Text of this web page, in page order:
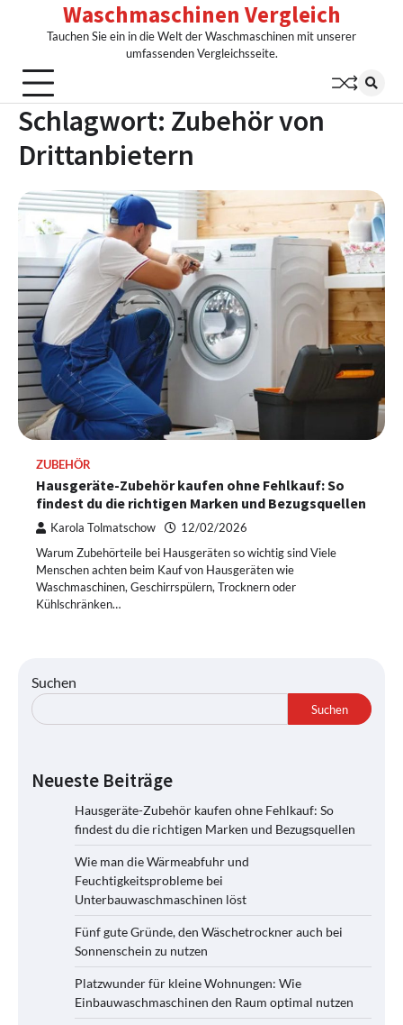
Waschmaschinen Vergleich
Tauchen Sie ein in die Welt der Waschmaschinen mit unserer
umfassenden Vergleichsseite.
Schlagwort: Zubehör von
Drittanbietern
ZUBEHÖR
Hausgeräte-Zubehör kaufen ohne Fehlkauf: So
findest du die richtigen Marken und Bezugsquellen
Karola Tolmatschow 12/02/2026
Warum Zubehörteile bei Hausgeräten so wichtig sind Viele
Menschen achten beim Kauf von Hausgeräten wie
Waschmaschinen, Geschirrspülern, Trocknern oder
Kühlschränken…
Suchen
Suchen
Neueste Beiträge
Hausgeräte-Zubehör kaufen ohne Fehlkauf: So
findest du die richtigen Marken und Bezugsquellen
Wie man die Wärmeabfuhr und
Feuchtigkeitsprobleme bei
Unterbauwaschmaschinen löst
Fünf gute Gründe, den Wäschetrockner auch bei
Sonnenschein zu nutzen
Platzwunder für kleine Wohnungen: Wie
Einbauwaschmaschinen den Raum optimal nutzen